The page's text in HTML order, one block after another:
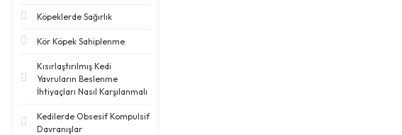
Köpeklerde Sağırlık
Kör Köpek Sahiplenme
Kısırlaştırılmış Kedi
Yavruların Beslenme
İhtiyaçları Nasıl Karşılanmalı
Kedilerde Obsesif Kompulsif
Davranışlar